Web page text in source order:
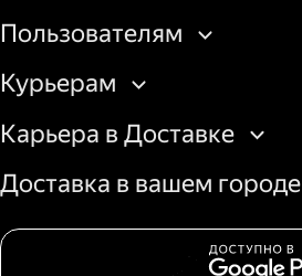
Пользователям
Курьерам
Карьера в Доставке
Доставка в вашем городе